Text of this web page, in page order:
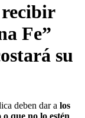
recibir
Fe”
su
deben dar a los
que no lo estén